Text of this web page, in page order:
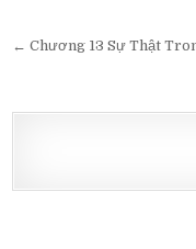
Post
← Chương 13 Sự Thật